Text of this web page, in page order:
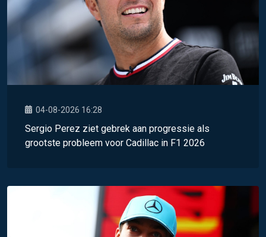
04-08-2026 16:28
Sergio Perez ziet gebrek aan progressie als
grootste probleem voor Cadillac in F1 2026